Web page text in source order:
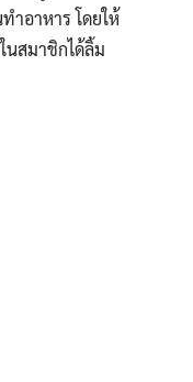
ำอาหาร โดยให้
นสมาชิกได้ลิ้ม